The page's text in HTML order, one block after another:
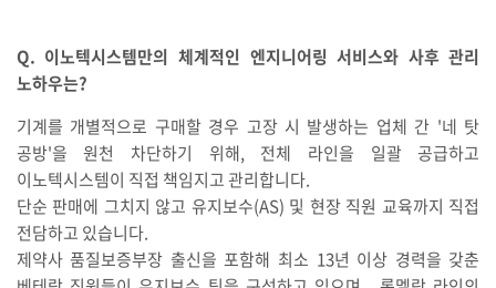
Q. 이노텍시스템만의 체계적인 엔지니어링 서비스와 사후 관리
노하우는?
기계를 개별적으로 구매할 경우 고장 시 발생하는 업체 간 '네 탓
공방'을 원천 차단하기 위해, 전체 라인을 일괄 공급하고
이노텍시스템이 직접 책임지고 관리합니다.
단순 판매에 그치지 않고 유지보수(AS) 및 현장 직원 교육까지 직접
전담하고 있습니다.
제약사 품질보증부장 출신을 포함해 최소 13년 이상 경력을 갖춘